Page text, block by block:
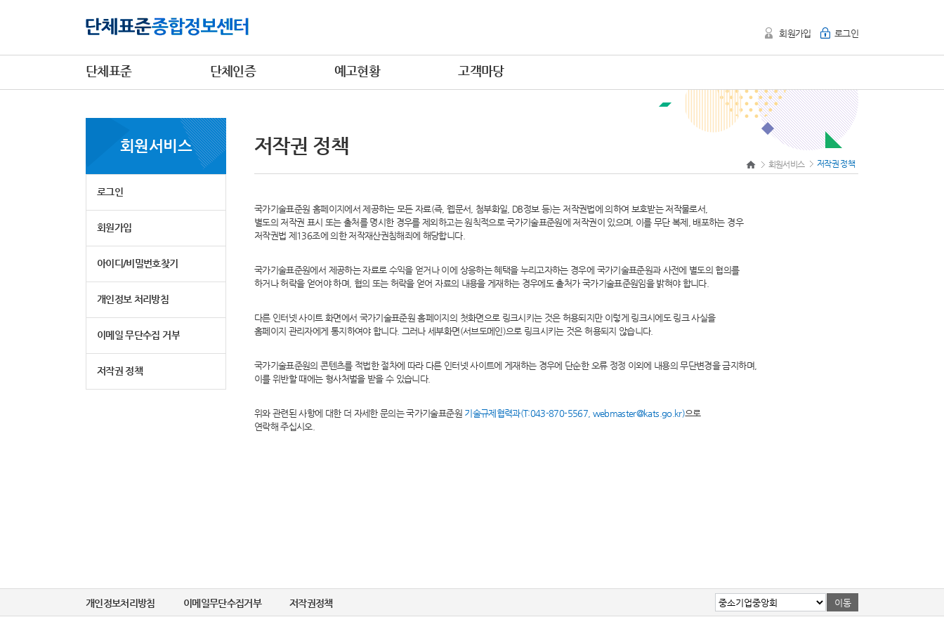
회원가입 로그인
단체표준 단체인증 예고현황 고객마당
회원서비스
로그인
회원가입
아이디/비밀번호찾기
개인정보 처리방침
이메일 무단수집 거부
저작권 정책
저작권 정책
회원서비스 저작권 정책
국가기술표준원 홈페이지에서 제공하는 모든 자료(즉, 웹문서, 첨부화일, DB정보 등)는 저작권법에 의하여 보호받는 저작물로서,
별도의 저작권 표시 또는 출처를 명시한 경우를 제외하고는 원칙적으로 국가기술표준원에 저작권이 있으며, 이를 무단 복제, 배포하는 경우
저작권법 제136조에 의한 저작재산권침해죄에 해당합니다.
국가기술표준원에서 제공하는 자료로 수익을 얻거나 이에 상응하는 혜택을 누리고자하는 경우에 국가기술표준원과 사전에 별도의 협의를
하거나 허락을 얻어야 하며, 협의 또는 허락을 얻어 자료의 내용을 게재하는 경우에도 출처가 국가기술표준원임을 밝혀야 합니다.
다른 인터넷 사이트 화면에서 국가기술표준원 홈페이지의 첫화면으로 링크시키는 것은 허용되지만 이렇게 링크시에도 링크 사실을
홈페이지 관리자에게 통지하여야 합니다. 그러나 세부화면(서브도메인)으로 링크시키는 것은 허용되지 않습니다.
국가기술표준원의 콘텐츠를 적법한 절차에 따라 다른 인터넷 사이트에 게재하는 경우에 단순한 오류 정정 이외에 내용의 무단변경을 금지하며,
이를 위반할 때에는 형사처벌을 받을 수 있습니다.
위와 관련된 사항에 대한 더 자세한 문의는 국가기술표준원 기술규제협력과(T:043-870-5567, webmaster@kats.go.kr)으로
연락해 주십시오.
개인정보처리방침 이메일무단수집거부 저작권정책